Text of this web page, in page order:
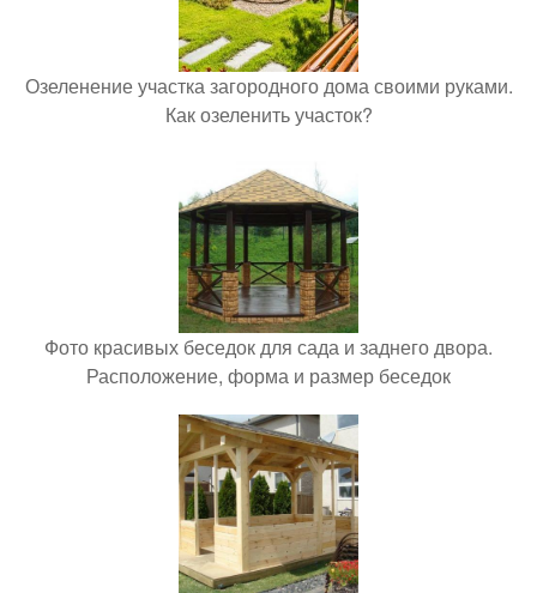
Озеленение участка загородного дома своими руками.
Как озеленить участок?
Фото красивых беседок для сада и заднего двора.
Расположение, форма и размер беседок